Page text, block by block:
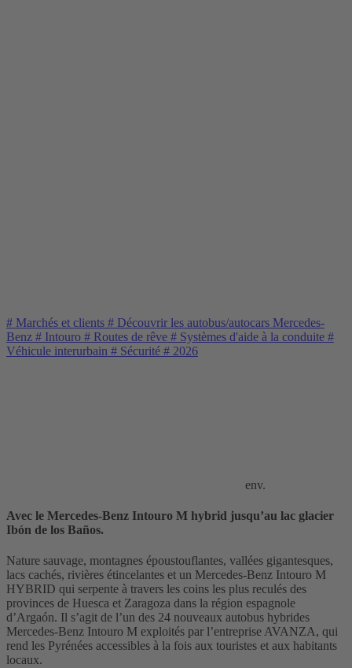
# Marchés et clients # Découvrir les autobus/autocars Mercedes-
Benz # Intouro # Routes de rêve # Systèmes d'aide à la conduite #
Véhicule interurbain # Sécurité # 2026
env.
Avec le Mercedes-Benz Intouro M hybrid jusqu’au lac glacier
Ibón de los Baños.
Nature sauvage, montagnes époustouflantes, vallées gigantesques,
lacs cachés, rivières étincelantes et un Mercedes-Benz Intouro M
HYBRID qui serpente à travers les coins les plus reculés des
provinces de Huesca et Zaragoza dans la région espagnole
d’Argaón. Il s’agit de l’un des 24 nouveaux autobus hybrides
Mercedes-Benz Intouro M exploités par l’entreprise AVANZA, qui
rend les Pyrénées accessibles à la fois aux touristes et aux habitants
locaux.